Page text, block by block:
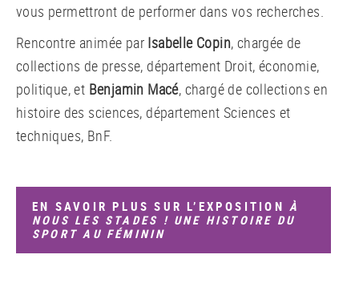
vous permettront de performer dans vos recherches.
Rencontre animée par Isabelle Copin, chargée de
collections de presse, département Droit, économie,
politique, et Benjamin Macé, chargé de collections en
histoire des sciences, département Sciences et
techniques, BnF.
EN SAVOIR PLUS SUR L’EXPOSITION À
NOUS LES STADES ! UNE HISTOIRE DU
SPORT AU FÉMININ